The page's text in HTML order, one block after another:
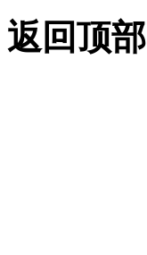
返回顶部